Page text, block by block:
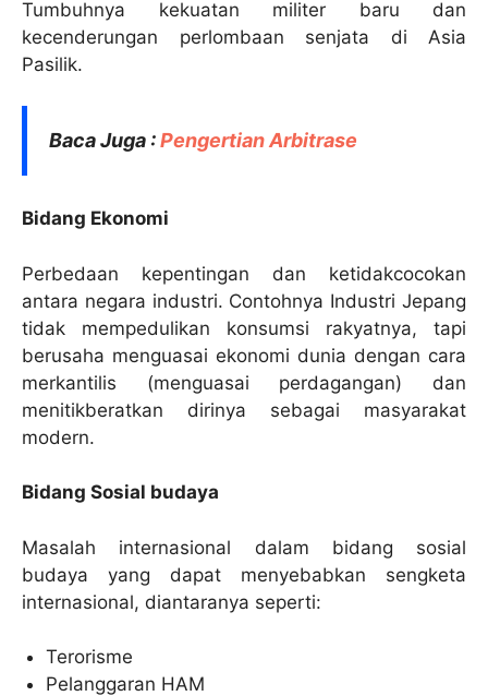
Tumbuhnya kekuatan militer baru dan
kecenderungan perlombaan senjata di Asia
Pasilik.
Baca Juga :Pengertian Arbitrase
Bidang Ekonomi
Perbedaan kepentingan dan ketidakcocokan
antara negara industri. Contohnya Industri Jepang
tidak mempedulikan konsumsi rakyatnya, tapi
berusaha menguasai ekonomi dunia dengan cara
merkantilis (menguasai perdagangan) dan
menitikberatkan dirinya sebagai masyarakat
modern.
Bidang Sosial budaya
Masalah internasional dalam bidang sosial
budaya yang dapat menyebabkan sengketa
internasional, diantaranya seperti:
Terorisme
Pelanggaran HAM